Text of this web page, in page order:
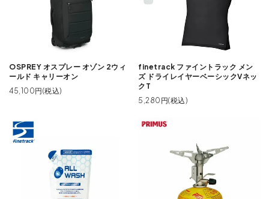
OSPREY オスプレー オゾン 2ウィ
ールド キャリーオン
45,100円(税込)
finetrack ファイントラック メン
ズ ドライレイヤーベーシックVネッ
クT
5,280円(税込)